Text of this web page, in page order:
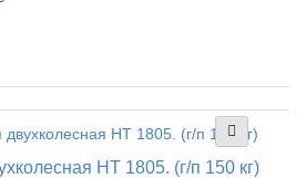
НТ 1805. (г/п 150 кг)